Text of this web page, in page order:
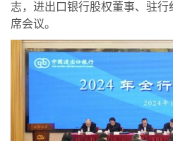
志，进出口银行股权董事、驻
席会议。